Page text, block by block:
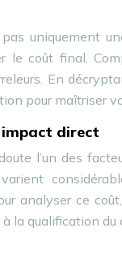
uniquement
le coût final.
En
pour maîtriser
impact direct
l’un des
analyser ce
la qualification du